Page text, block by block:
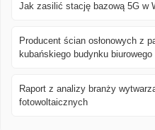
Jak zasilić stację bazową 5G w
Producent ścian osłonowych z
kubańskiego budynku biurowego
Raport z analizy branży
fotowoltaicznych